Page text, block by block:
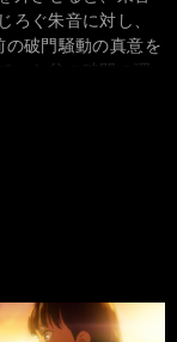
ろぐ朱音に対し、
破門騒動の真意を
いた父の破門の理